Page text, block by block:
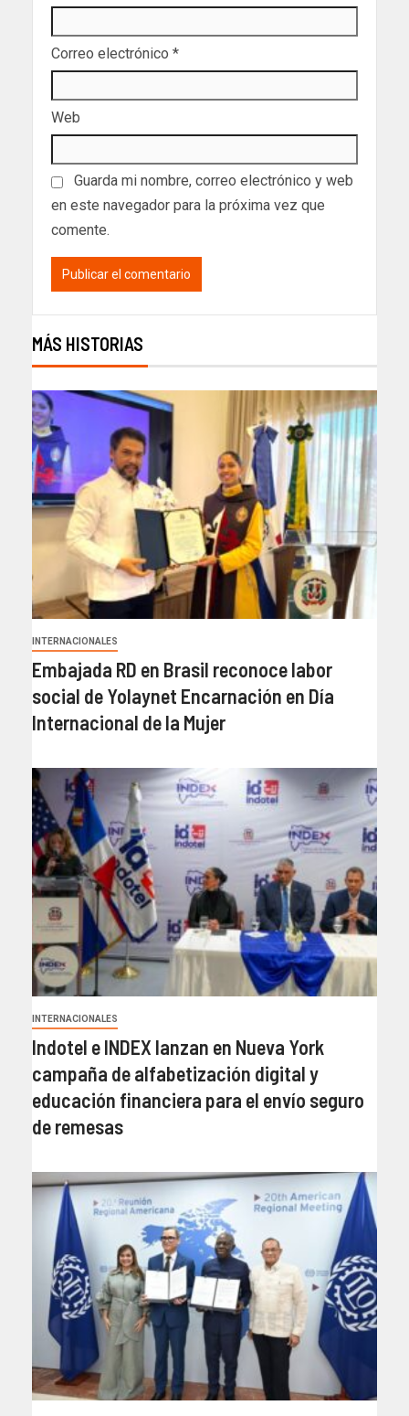
Correo electrónico *
Web
Guarda mi nombre, correo electrónico y web
en este navegador para la próxima vez que
comente.
MÁS HISTORIAS
INTERNACIONALES
Embajada RD en Brasil reconoce labor
social de Yolaynet Encarnación en Día
Internacional de la Mujer
INTERNACIONALES
Indotel e INDEX lanzan en Nueva York
campaña de alfabetización digital y
educación financiera para el envío seguro
de remesas